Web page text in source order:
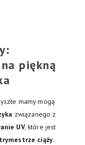
piękną
mamy mogą
związanego z
UV, które jest
ciąży.